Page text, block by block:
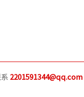
2201591344@qq.com